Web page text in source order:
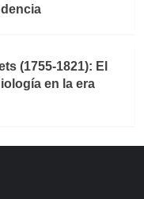
(1755-1821): El
en la era